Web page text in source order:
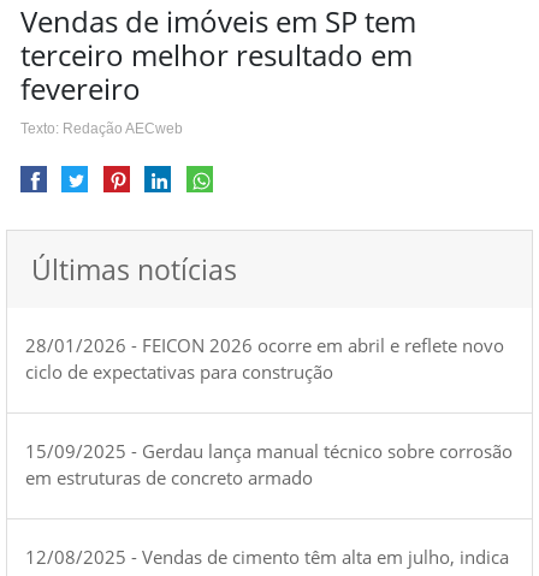
Vendas de imóveis em SP tem
terceiro melhor resultado em
fevereiro
Texto: Redação AECweb
Últimas notícias
28/01/2026 - FEICON 2026 ocorre em abril e reflete novo
ciclo de expectativas para construção
15/09/2025 - Gerdau lança manual técnico sobre corrosão
em estruturas de concreto armado
12/08/2025 - Vendas de cimento têm alta em julho, indica